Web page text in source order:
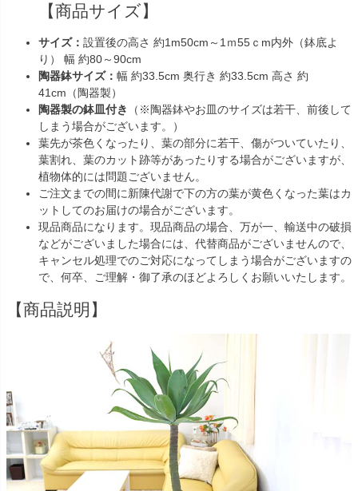
【商品サイズ】
サイズ： 設置後の高さ 約1m50cm～1ｍ55ｃm内外（鉢底よ
り） 幅 約80～90cm
陶器鉢サイズ： 幅 約33.5cm 奥行き 約33.5cm 高さ 約
41cm（陶器製）
陶器製の鉢皿付き
（※陶器鉢やお皿のサイズは若干、前後して
しまう場合がございます。）
葉先が茶色くなったり、葉の部分に若干、傷がついていたり、
葉割れ、葉のカット跡等があったりする場合がございますが、
植物体的には問題ございません。
ご注文までの間に新陳代謝で下の方の葉が黄色くなった葉はカ
ットしてのお届けの場合がございます。
現品商品になります。現品商品の場合、万が一、輸送中の破損
などがございました場合には、代替商品がございませんので、
キャンセル処理でのご対応になってしまう場合がございますの
で、何卒、ご理解・御了承のほどよろしくお願いいたします。
【商品説明】